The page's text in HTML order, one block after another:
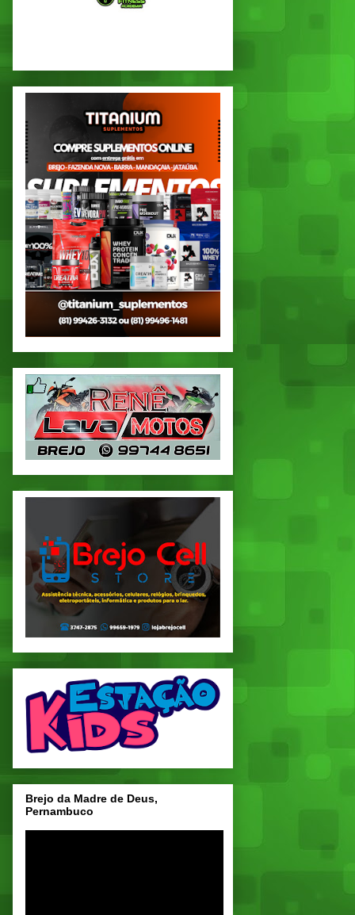
Brejo da Madre de Deus,
Pernambuco